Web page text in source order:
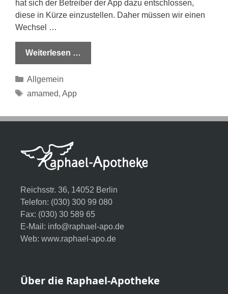
hat sich der Betreiber der App dazu entschlossen,
diese in Kürze einzustellen. Daher müssen wir einen
Wechsel …
Weiterlesen …
Kategorien
Allgemein
Schlagwörter
amamed, App
Reichsstr. 36, 14052 Berlin
Telefon: (030) 300 99 080
Fax: (030) 30 589 65
E-Mail: info@raphael-apo.de
Web: www.raphael-apo.de
Über die Raphael-Apotheke